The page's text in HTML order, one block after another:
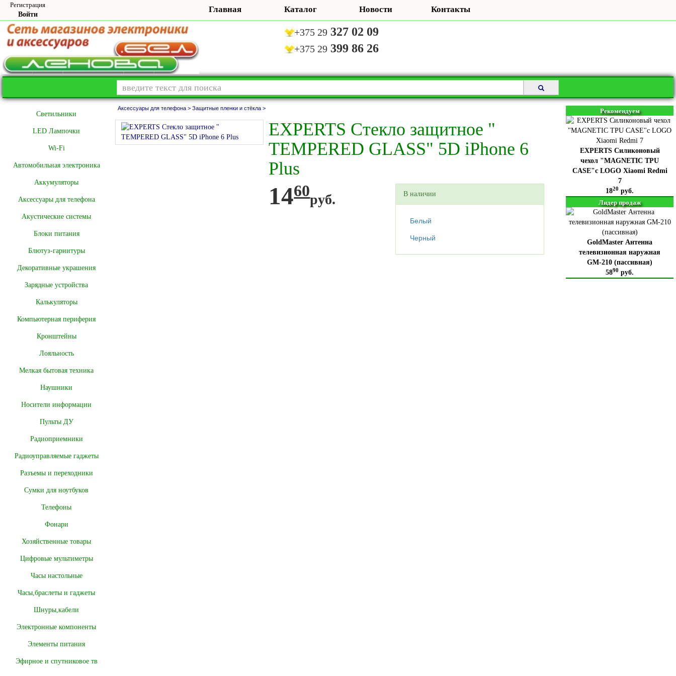
Регистрация
Войти
Главная Каталог Новости Контакты
+375 29 327 02 09
+375 29 399 86 26
Cветильники
LED Лампочки
Wi-Fi
Автомобильная электроника
Аккумуляторы
Аксессуары для телефона
Акустические системы
Блоки питания
Блютуз-гарнитуры
Декоративные украшения
Зарядные устройства
Калькуляторы
Компьютерная периферия
Кронштейны
Лояльность
Мелкая бытовая техника
Наушники
Носители информации
Пульты ДУ
Радиоприемники
Радиоуправляемые гаджеты
Разъемы и переходники
Сумки для ноутбуков
Телефоны
Фонари
Хозяйственные товары
Цифровые мультиметры
Часы настольные
Часы,браслеты и гаджеты
Шнуры,кабели
Электронные компоненты
Элементы питания
Эфирное и спутниковое тв
Аксессуары для телефона > Защитные пленки и стёкла >
EXPERTS Стекло защитное "
TEMPERED GLASS" 5D iPhone 6
Plus
1460руб. В наличии
Белый
Черный
Рекомендуем
EXPERTS Силиконовый
чехол "MAGNETIC TPU
CASE"с LOGO Xiaomi Redmi
7
1820 руб.
Лидер продаж
GoldMaster Антенна
телевизионная наружная
GM-210 (пассивная)
5890 руб.